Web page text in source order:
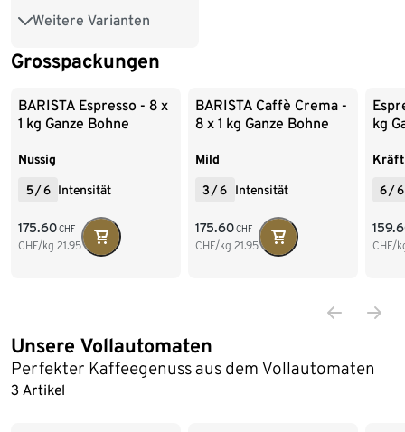
Weitere Varianten
250 g Ganze Bohne
1 kg Ganze Bohne
2 x 1 kg Ganze Bohne
Grosspackungen
BARISTA Espresso - 8 x
1 kg Ganze Bohne
Nussig
5 /6 Intensität
175.60CHF
CHF/kg 21.95
BARISTA Caffè Crema -
8 x 1 kg Ganze Bohne
Mild
3 /6 Intensität
175.60CHF
CHF/kg 21.95
kg
6/6
CHF/
Ende der Auflistung
Unsere Vollautomaten
Perfekter Kaffee­genuss aus dem Voll­automaten
3 Artikel
Ende der Auflistung